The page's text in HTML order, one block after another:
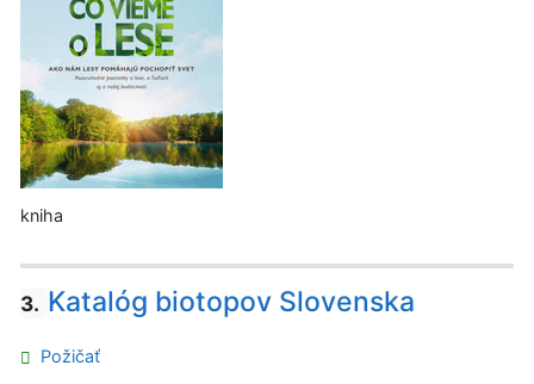
kniha
3. Katalóg biotopov Slovenska
Požičať